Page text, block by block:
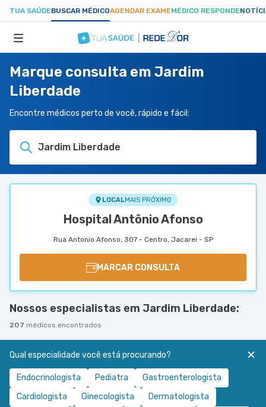
TUA SAÚDEBUSCAR MÉDICOAGENDAR EXAMEMÉDICO RESPONDE
ESPECIALIDADES
HOSPITAIS
TUASAUDE.COM
Marque consulta em Jardim
Liberdade
Encontre médicos perto de você, rápido e fácil:
Jardim Liberdade
LOCALMAIS PRÓXIMO
Hospital Antônio Afonso
Rua Antonio Afonso, 307 - Centro, Jacarei - SP
MARCAR CONSULTA
Nossos especialistas em Jardim Liberdade:
207 médicos encontrados
Qual especialidade você está procurando?
Endocrinologista Pediatra
Gastroenterologista
Cardiologista
Ginecologista
Dermatologista